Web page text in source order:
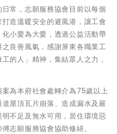
常，志願服務協會目前以每個
造溫暖安全的避風港，讓工會
小愛為大愛，透過公益活動帶
良善風氣，感謝屏東各職業工
的人」精神，集結眾人之力，
為本府社會處轉介為75歲以上
屋頂瓦片崩落、造成漏水及嚴
不足及無水可用，居住環境惡
志願服務協會協助修繕。